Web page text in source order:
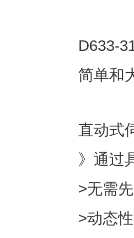
D633-
简单和
直动式
》通过
>无需
>动态